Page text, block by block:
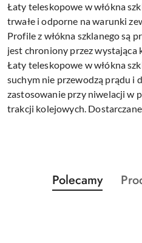
Łaty teleskopowe w włókna
trwałe i odporne na warunki
Profile z włókna szklanego są
jest chroniony przez wystająca
Łaty teleskopowe w włókna
suchym nie przewodzą prądu i
zastosowanie przy niwelacji w
trakcji kolejowych.
Pomiń karuzelę
Produkty
o
Polecamy